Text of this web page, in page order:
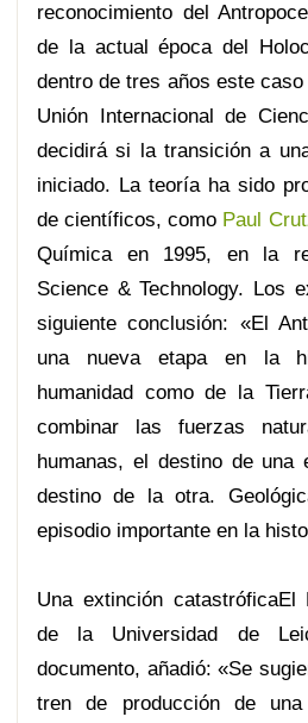
reconocimiento del
de la actual época del
dentro de tres años este
Unión Internacional de
decidirá si la transición a
iniciado. La teoría ha sido
de científicos, como Paul
Química en 1995, en la
Science & Technology. Los
siguiente conclusión: «El
una nueva etapa en la
humanidad como de la
combinar las fuerzas
humanas, el destino de una
destino de la otra.
episodio importante en la
Una extinción catastróficaEl
de la Universidad de
documento, añadió: «Se
tren de producción de